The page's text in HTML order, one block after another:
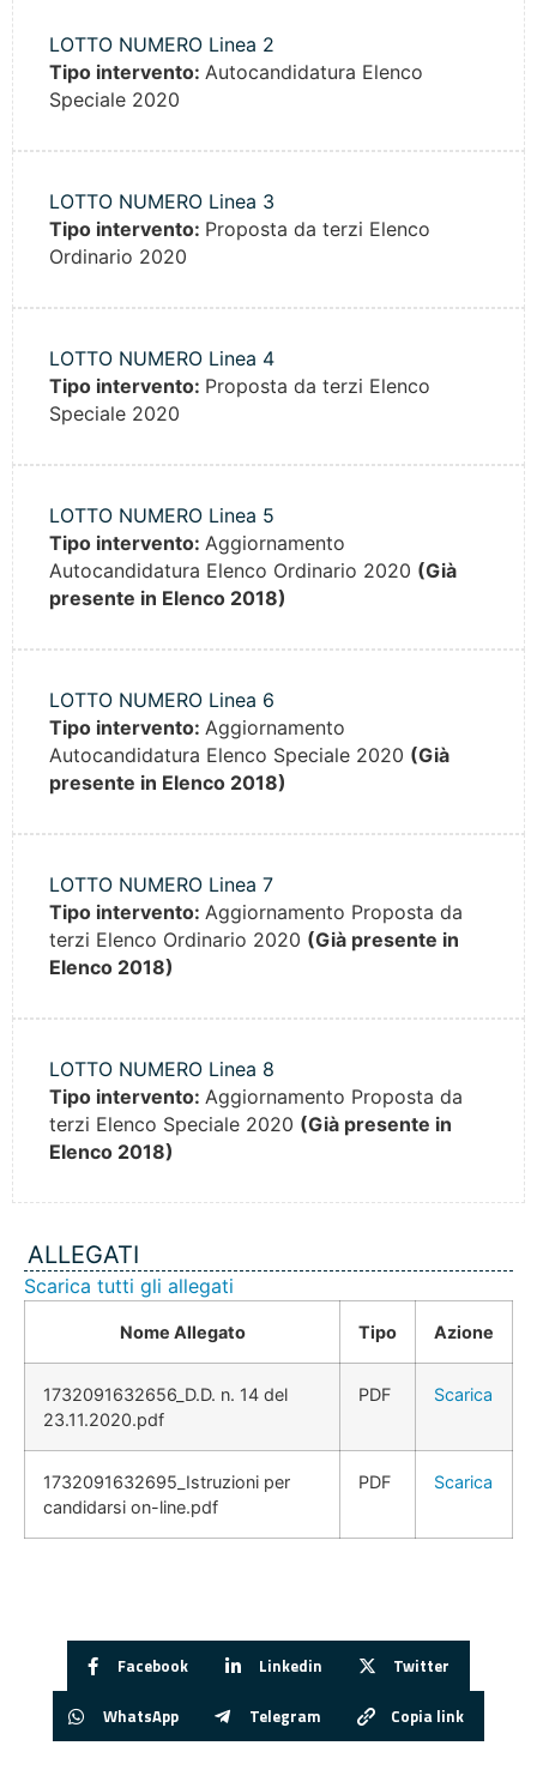
LOTTO NUMERO Linea 2
Tipo intervento: Autocandidatura Elenco
Speciale 2020
LOTTO NUMERO Linea 3
Tipo intervento: Proposta da terzi Elenco
Ordinario 2020
LOTTO NUMERO Linea 4
Tipo intervento: Proposta da terzi Elenco
Speciale 2020
LOTTO NUMERO Linea 5
Tipo intervento: Aggiornamento
Autocandidatura Elenco Ordinario 2020 (Già
presente in Elenco 2018)
LOTTO NUMERO Linea 6
Tipo intervento: Aggiornamento
Autocandidatura Elenco Speciale 2020 (Già
presente in Elenco 2018)
LOTTO NUMERO Linea 7
Tipo intervento: Aggiornamento Proposta da
terzi Elenco Ordinario 2020 (Già presente in
Elenco 2018)
LOTTO NUMERO Linea 8
Tipo intervento: Aggiornamento Proposta da
terzi Elenco Speciale 2020 (Già presente in
Elenco 2018)
ALLEGATI
Scarica tutti gli allegati
Nome Allegato Tipo Azione
1732091632656_D.D. n. 14 del
23.11.2020.pdf
PDF Scarica
1732091632695_Istruzioni per
candidarsi on-line.pdf
PDF Scarica
Facebook Linkedin Twitter
WhatsApp Telegram Copia link